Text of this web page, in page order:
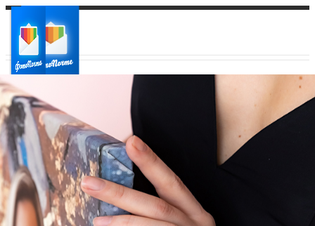
Ваш город:
Ваш регион доставки
Выберите из списка: